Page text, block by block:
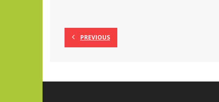
PREVIOUS